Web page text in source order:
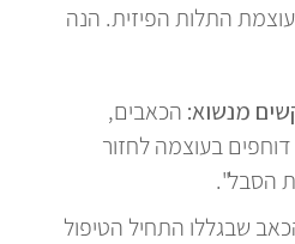
התלות הפיזית. הנה
מנשוא: הכאבים,
בעוצמה לחזור
הסבל".
שבגללו התחיל הטיפול